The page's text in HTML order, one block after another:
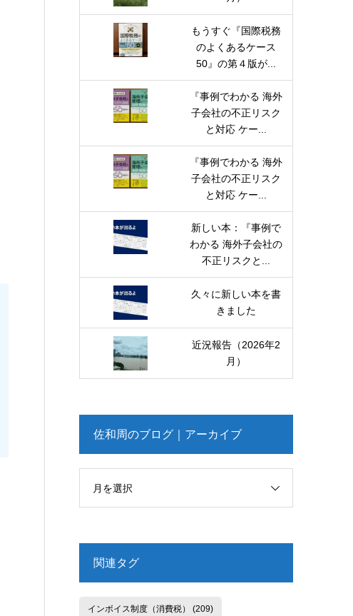
もうすぐ『国際税務
のよくあるケース
50』の第４版が...
『事例でわかる 海外
子会社の不正リスク
と対応 ケー...
『事例でわかる 海外
子会社の不正リスク
と対応 ケー...
新しい本：『事例で
わかる 海外子会社の
不正リスクと...
久々に新しい本を書
きました
近況報告（2026年2
月）
佐和周のブログ｜アーカイブ
月を選択
関連タグ
インボイス制度（消費税） (209)